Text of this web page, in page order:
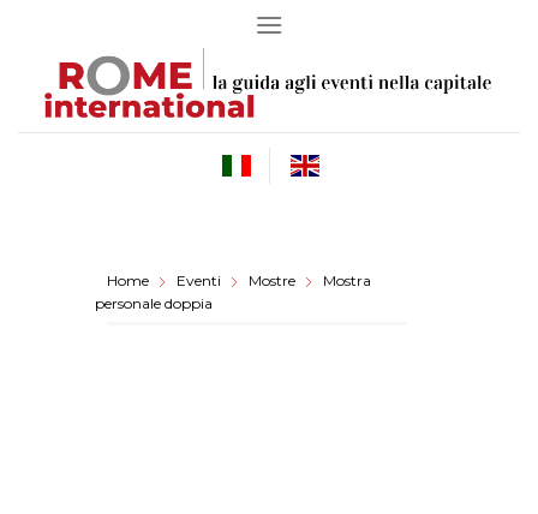
Home Eventi Mostre
Mostra
personale doppia